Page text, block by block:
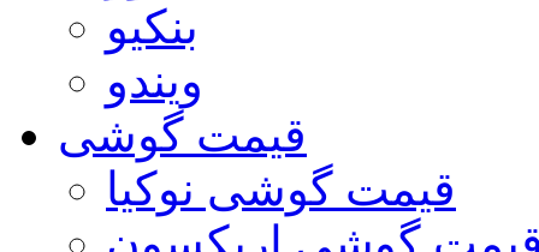
بنکیو
ویندو
قیمت گوشی
قیمت گوشی نوكيا